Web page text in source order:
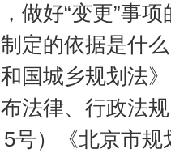
做好“变更”事
定的依据是什
和国城乡规划法
法律、行政法
5号）《北京市